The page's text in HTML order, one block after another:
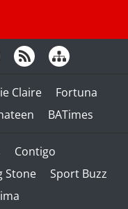
Claire
Fortuna
BATimes
Contigo
Stone
Sport Buzz